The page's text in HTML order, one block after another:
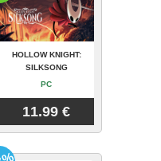
HOLLOW KNIGHT:
SILKSONG
PC
11.99 €